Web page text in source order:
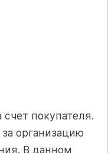
покупателя.
организацию
В данном